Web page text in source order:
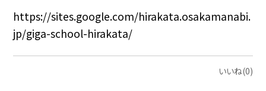
https://sites.google.com/hirakata.osakamanabi.
jp/giga-school-hirakata/
いいね(0)